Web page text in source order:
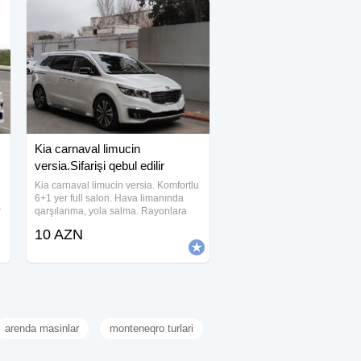
Kia carnaval limucin
versia.Sifarişi qebul edilir
Kia carnaval limucin versia. Komfortlu
6+1 yer full salon. Hava limanında
qarşılanma, yola salma. Rayonlara
qebul olunur. Maşın yalnız surucuylə
10 AZN
arenda masinlar monteneqro turlari